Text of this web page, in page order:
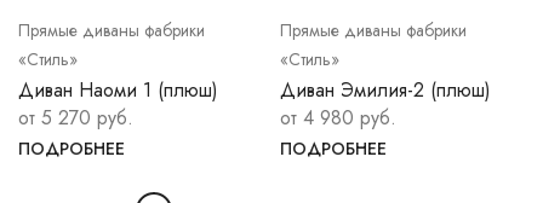
Прямые диваны фабрики
«Стиль»
Диван Наоми 1 (плюш)
от 5 270 руб.
ПОДРОБНЕЕ
Прямые диваны фабрики
«Стиль»
Диван Эмилия-2 (плюш)
от 4 980 руб.
ПОДРОБНЕЕ